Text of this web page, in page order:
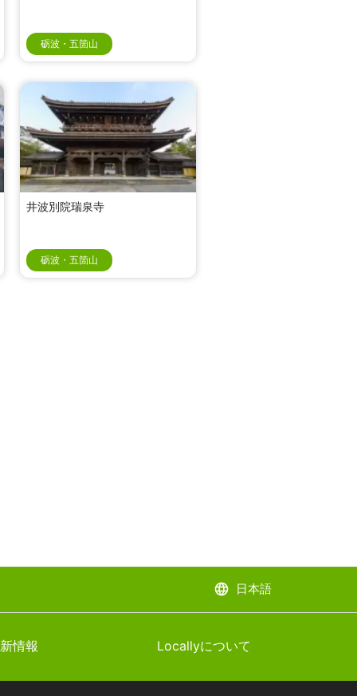
砺波・五箇山
井波別院瑞泉寺
砺波・五箇山
language 日本語
情報 Locallyについて